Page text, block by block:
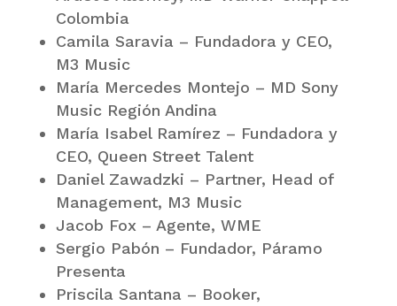
Colombia
Camila Saravia – Fundadora y CEO,
M3 Music
María Mercedes Montejo – MD Sony
Music Región Andina
María Isabel Ramírez – Fundadora y
CEO, Queen Street Talent
Daniel Zawadzki – Partner, Head of
Management, M3 Music
Jacob Fox – Agente, WME
Sergio Pabón – Fundador, Páramo
Presenta
Priscila Santana – Booker,